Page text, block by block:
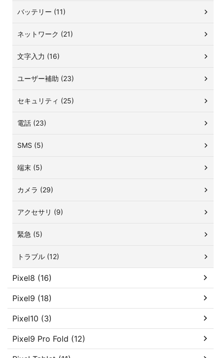
バッテリー (11)
ネットワーク (21)
文字入力 (16)
ユーザー補助 (23)
セキュリティ (25)
電話 (23)
SMS (5)
端末 (5)
カメラ (29)
アクセサリ (9)
緊急 (5)
トラブル (12)
Pixel8 (16)
Pixel9 (18)
Pixel10 (3)
Pixel9 Pro Fold (12)